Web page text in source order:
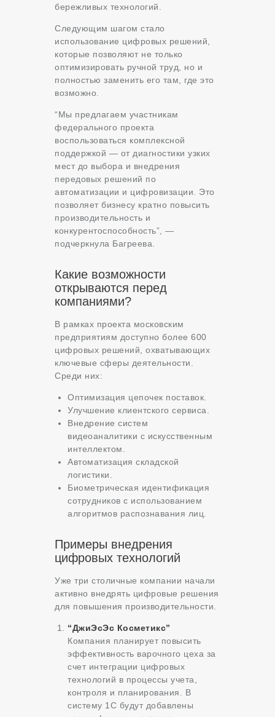
бережливых технологий.
Следующим шагом стало
использование цифровых решений,
которые позволяют не только
оптимизировать ручной труд, но и
полностью заменить его там, где это
возможно.
“Мы предлагаем участникам
федерального проекта
воспользоваться комплексной
поддержкой — от диагностики узких
мест до выбора и внедрения
передовых решений по
автоматизации и цифровизации. Это
позволяет бизнесу кратно повысить
производительность и
конкурентоспособность”, —
подчеркнула Багреева.
Какие возможности
открываются перед
компаниями?
В рамках проекта московским
предприятиям доступно более 600
цифровых решений, охватывающих
ключевые сферы деятельности.
Среди них:
Оптимизация цепочек поставок.
Улучшение клиентского сервиса.
Внедрение систем
видеоаналитики с искусственным
интеллектом.
Автоматизация складской
логистики.
Биометрическая идентификация
сотрудников с использованием
алгоритмов распознавания лиц.
Примеры внедрения
цифровых технологий
Уже три столичные компании начали
активно внедрять цифровые решения
для повышения производительности.
“ДжиЭсЭс Косметикс”
Компания планирует повысить
эффективность варочного цеха за
счет интеграции цифровых
технологий в процессы учета,
контроля и планирования. В
систему 1С будут добавлены